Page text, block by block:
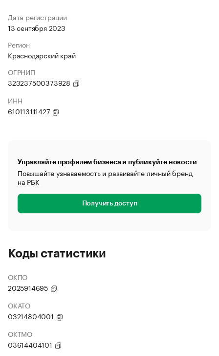
Дата регистрации
13 сентября 2023
Регион
Краснодарский край
ОГРНИП
323237500373928
ИНН
610113111427
Управляйте профилем бизнеса и публикуйте новости
Повышайте узнаваемость и развивайте личный бренд
на РБК
Получить доступ
Коды статистики
ОКПО
2025914695
ОКАТО
03214804001
ОКТМО
03614404101